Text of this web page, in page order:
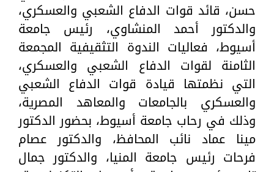
حسن، قائد قوات الدفاع الشعبي والعسكري،
والدكتور أحمد المنشاوي، رئيس جامعة
أسيوط، فعاليات الندوة التثقيفية المجمعة
الثامنة لقوات الدفاع الشعبي والعسكري،
التي نظمتها قيادة قوات الدفاع الشعبي
والعسكري بالجامعات والمعاهد المصرية،
وذلك في رحاب جامعة أسيوط، بحضور الدكتور
مينا عماد نائب المحافظ، والدكتور عصام
فرحات رئيس جامعة المنيا، والدكتور جمال